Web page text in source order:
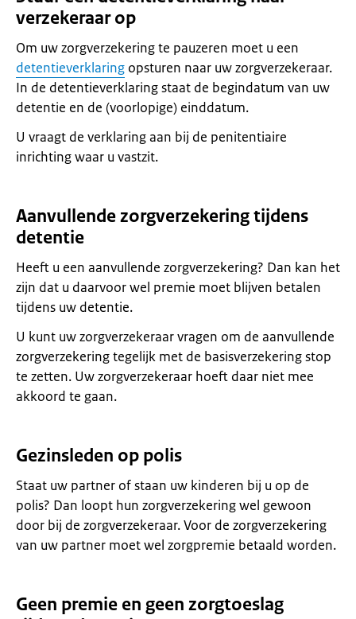
verzekeraar op
Om uw zorgverzekering te pauzeren moet u een
detentieverklaring opsturen naar uw zorgverzekeraar.
In de detentieverklaring staat de begindatum van uw
detentie en de (voorlopige) einddatum.
U vraagt de verklaring aan bij de penitentiaire
inrichting waar u vastzit.
Aanvullende zorgverzekering tijdens
detentie
Heeft u een aanvullende zorgverzekering? Dan kan het
zijn dat u daarvoor wel premie moet blijven betalen
tijdens uw detentie.
U kunt uw zorgverzekeraar vragen om de aanvullende
zorgverzekering tegelijk met de basisverzekering stop
te zetten. Uw zorgverzekeraar hoeft daar niet mee
akkoord te gaan.
Gezinsleden op polis
Staat uw partner of staan uw kinderen bij u op de
polis? Dan loopt hun zorgverzekering wel gewoon
door bij de zorgverzekeraar. Voor de zorgverzekering
van uw partner moet wel zorgpremie betaald worden.
Geen premie en geen zorgtoeslag